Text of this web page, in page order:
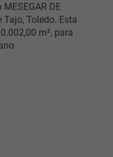
DE
Tajo, Toledo. Esta
m², para